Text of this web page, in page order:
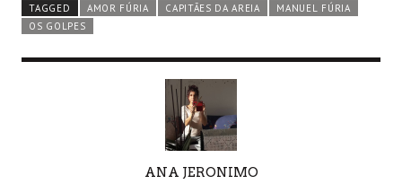
TAGGED AMOR FÚRIA CAPITÃES DA AREIA
MANUEL FÚRIA
OS GOLPES
ANA JERONIMO